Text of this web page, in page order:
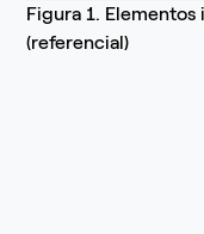
Figura 1.
(referencial)